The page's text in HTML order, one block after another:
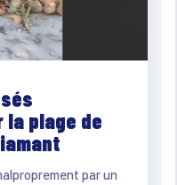
plage de
par un